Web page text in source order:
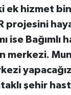
ek hizmet
projesini
ise
merkezi.
şehir